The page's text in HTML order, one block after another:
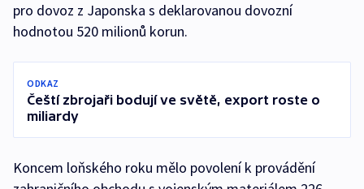
pro dovoz z Japonska s deklarovanou dovozní
hodnotou 520 milionů korun.
ODKAZ
Čeští zbrojaři bodují ve světě, export roste o
miliardy
Koncem loňského roku mělo povolení k provádění